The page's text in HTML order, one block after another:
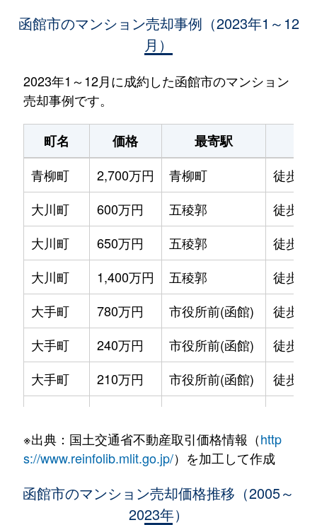
函館市のマンション売却事例（2023年1～12
月）
2023年1～12月に成約した函館市のマンション
売却事例です。
町名 価格 最寄駅
青柳町
2,700万円 青柳町
徒歩0
大川町
600万円 五稜郭
徒歩14
大川町
650万円 五稜郭
徒歩13
大川町
1,400万円 五稜郭
徒歩7
大手町
780万円 市役所前(函館)
徒歩2
大手町
240万円 市役所前(函館)
徒歩2
大手町
210万円 市役所前(函館)
徒歩2
大森町
330万円 松風町
徒歩5
2,400万円 五稜郭
※出典：国土交通省不動産取引価格情報（http
s://www.reinfolib.mlit.go.jp/）を加工して作成
函館市のマンション売却価格推移（2005～
2023年）